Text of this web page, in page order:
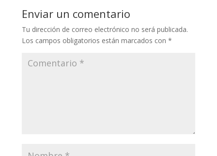
Enviar un comentario
Tu dirección de correo electrónico no será publicada.
Los campos obligatorios están marcados con *